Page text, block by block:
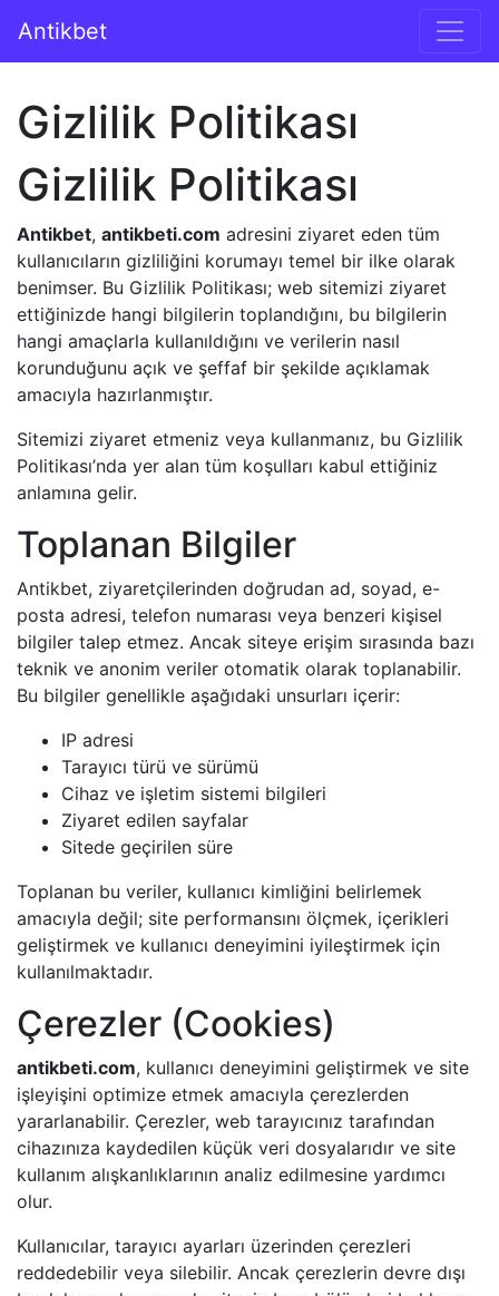
Ana gezinti
Antikbet
Gizlilik Politikası
Gizlilik Politikası
Antikbet, antikbeti.com adresini ziyaret eden tüm
kullanıcıların gizliliğini korumayı temel bir ilke olarak
benimser. Bu Gizlilik Politikası; web sitemizi ziyaret
ettiğinizde hangi bilgilerin toplandığını, bu bilgilerin
hangi amaçlarla kullanıldığını ve verilerin nasıl
korunduğunu açık ve şeffaf bir şekilde açıklamak
amacıyla hazırlanmıştır.
Sitemizi ziyaret etmeniz veya kullanmanız, bu Gizlilik
Politikası’nda yer alan tüm koşulları kabul ettiğiniz
anlamına gelir.
Toplanan Bilgiler
Antikbet, ziyaretçilerinden doğrudan ad, soyad, e-
posta adresi, telefon numarası veya benzeri kişisel
bilgiler talep etmez. Ancak siteye erişim sırasında bazı
teknik ve anonim veriler otomatik olarak toplanabilir.
Bu bilgiler genellikle aşağıdaki unsurları içerir:
IP adresi
Tarayıcı türü ve sürümü
Cihaz ve işletim sistemi bilgileri
Ziyaret edilen sayfalar
Sitede geçirilen süre
Toplanan bu veriler, kullanıcı kimliğini belirlemek
amacıyla değil; site performansını ölçmek, içerikleri
geliştirmek ve kullanıcı deneyimini iyileştirmek için
kullanılmaktadır.
Çerezler (Cookies)
antikbeti.com, kullanıcı deneyimini geliştirmek ve site
işleyişini optimize etmek amacıyla çerezlerden
yararlanabilir. Çerezler, web tarayıcınız tarafından
cihazınıza kaydedilen küçük veri dosyalarıdır ve site
kullanım alışkanlıklarının analiz edilmesine yardımcı
olur.
Kullanıcılar, tarayıcı ayarları üzerinden çerezleri
reddedebilir veya silebilir. Ancak çerezlerin devre dışı